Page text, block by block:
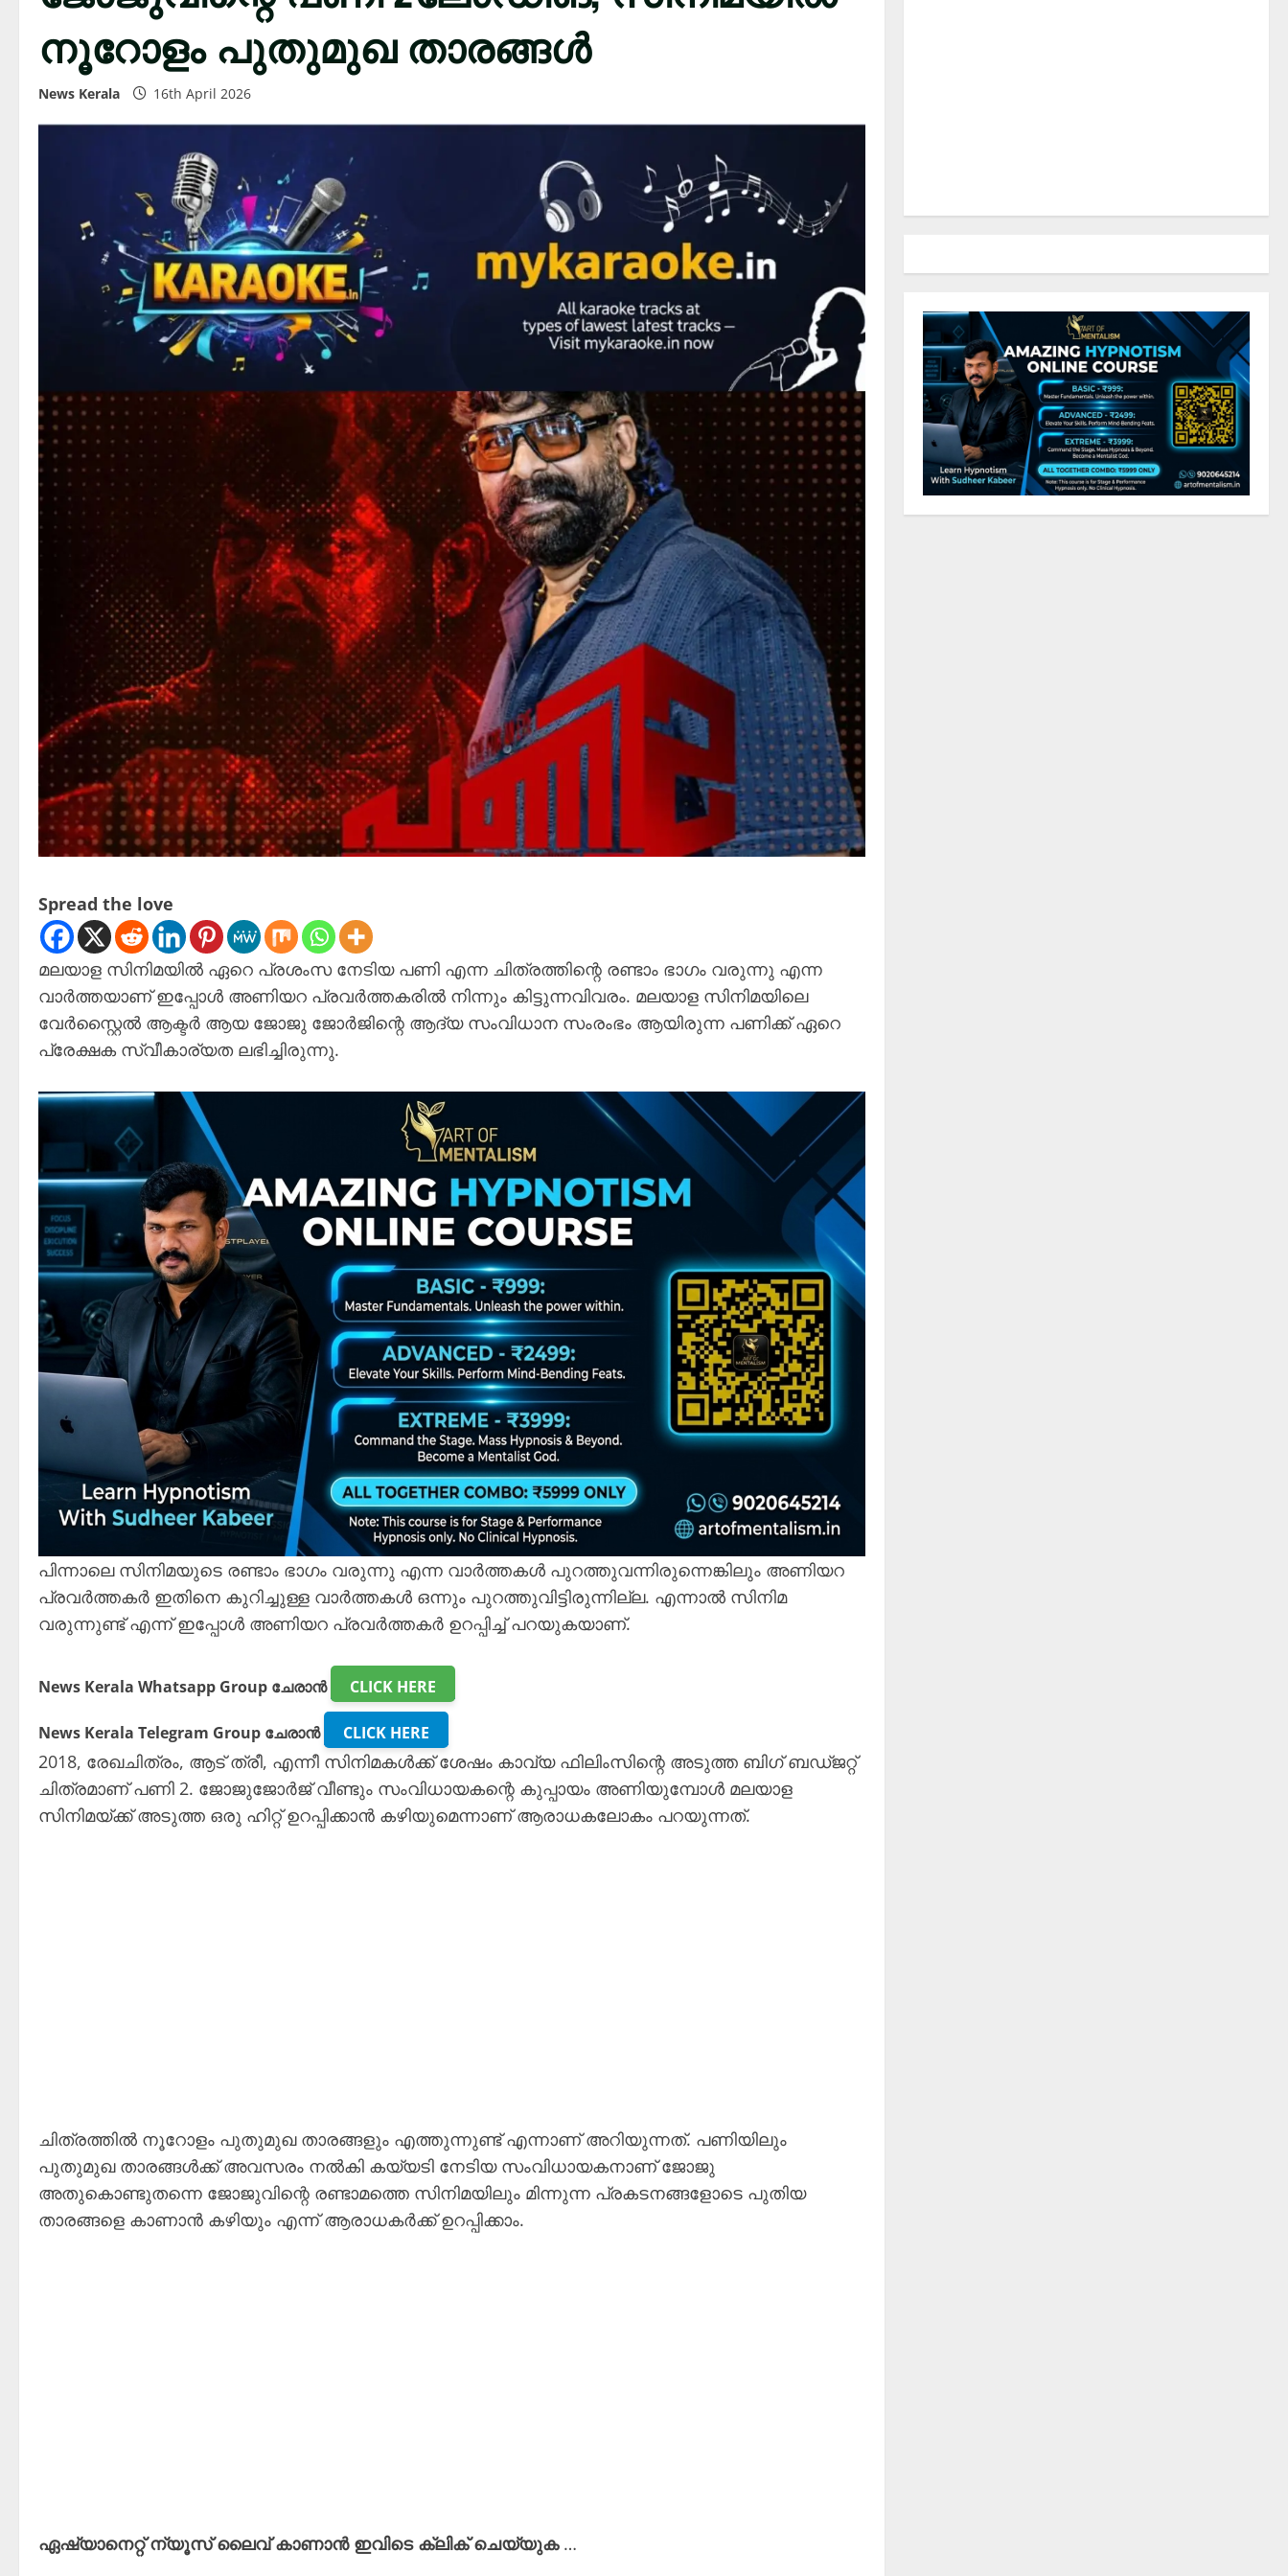
നൂറോളം പുതുമുഖ താരങ്ങൾ
News Kerala 16th April 2026
Spread the love
മലയാള സിനിമയിൽ ഏറെ പ്രശംസ നേടിയ പണി എന്ന ചിത്രത്തിന്റെ രണ്ടാം ഭാഗം വരുന്നു എന്ന
വാർത്തയാണ് ഇപ്പോൾ അണിയറ പ്രവർത്തകരിൽ നിന്നും കിട്ടുന്നവിവരം. മലയാള സിനിമയിലെ
വേർസ്റ്റൈൽ ആക്ടർ ആയ ജോജു ജോർജിന്റെ ആദ്യ സംവിധാന സംരംഭം ആയിരുന്ന പണിക്ക് ഏറെ
പ്രേക്ഷക സ്വീകാര്യത ലഭിച്ചിരുന്നു.
പിന്നാലെ സിനിമയുടെ രണ്ടാം ഭാഗം വരുന്നു എന്ന വാർത്തകൾ പുറത്തുവന്നിരുന്നെങ്കിലും അണിയറ
പ്രവർത്തകർ ഇതിനെ കുറിച്ചുള്ള വാർത്തകൾ ഒന്നും പുറത്തുവിട്ടിരുന്നില്ല. എന്നാൽ സിനിമ
വരുന്നുണ്ട് എന്ന് ഇപ്പോൾ അണിയറ പ്രവർത്തകർ ഉറപ്പിച്ച് പറയുകയാണ്.
News Kerala Whatsapp Group ചേരാൻ CLICK HERE
News Kerala Telegram Group ചേരാൻ CLICK HERE
2018, രേഖചിത്രം, ആട് ത്രീ, എന്നീ സിനിമകൾക്ക് ശേഷം കാവ്യ ഫിലിംസിന്റെ അടുത്ത ബിഗ് ബഡ്ജറ്റ്
ചിത്രമാണ് പണി 2. ജോജുജോർജ് വീണ്ടും സംവിധായകന്റെ കുപ്പായം അണിയുമ്പോൾ മലയാള
സിനിമയ്ക്ക് അടുത്ത ഒരു ഹിറ്റ്‌ ഉറപ്പിക്കാൻ കഴിയുമെന്നാണ് ആരാധകലോകം പറയുന്നത്.
ചിത്രത്തിൽ നൂറോളം പുതുമുഖ താരങ്ങളും എത്തുന്നുണ്ട് എന്നാണ് അറിയുന്നത്. പണിയിലും
പുതുമുഖ താരങ്ങൾക്ക് അവസരം നൽകി കയ്യടി നേടിയ സംവിധായകനാണ് ജോജു
അതുകൊണ്ടുതന്നെ ജോജുവിന്റെ രണ്ടാമത്തെ സിനിമയിലും മിന്നുന്ന പ്രകടനങ്ങളോടെ പുതിയ
താരങ്ങളെ കാണാൻ കഴിയും എന്ന് ആരാധകർക്ക് ഉറപ്പിക്കാം.
ഏഷ്യാനെറ്റ് ന്യൂസ് ലൈവ് കാണാന്‍ ഇവിടെ ക്ലിക് ചെയ്യുക…